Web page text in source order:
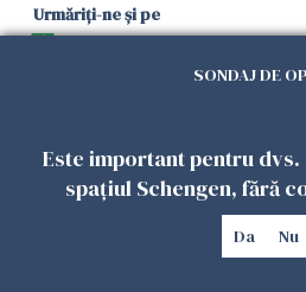
Urmăriți-ne și pe
și în aplicațiile mobile
Politica de
confidențialitate
Politica
Cookies
Gestionați
Copyright 2026. Toate
SONDAJ DE
Este important pentru
spațiul Schengen, fără
Da Nu